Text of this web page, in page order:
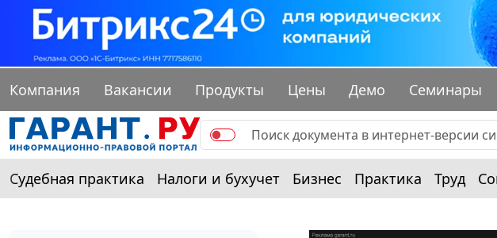
Компания Вакансии Продукты Цены Демо Семинары
Судебная практика Налоги и бухучет Бизнес Практика Труд